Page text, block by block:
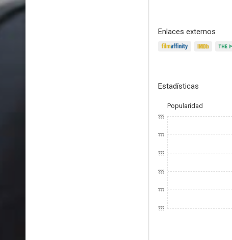
Enlaces externos
Estadísticas
Popularidad
???
???
???
???
???
???